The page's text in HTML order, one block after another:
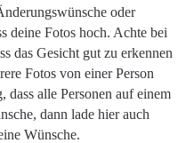
oder
deine Fotos hoch. Achte bei
das Gesicht gut zu erkennen
Fotos von einer Person
alle Personen auf einem
dann lade hier auch
Wünsche.